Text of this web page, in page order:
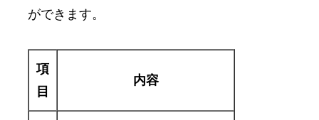
ができます。
項
目
内容